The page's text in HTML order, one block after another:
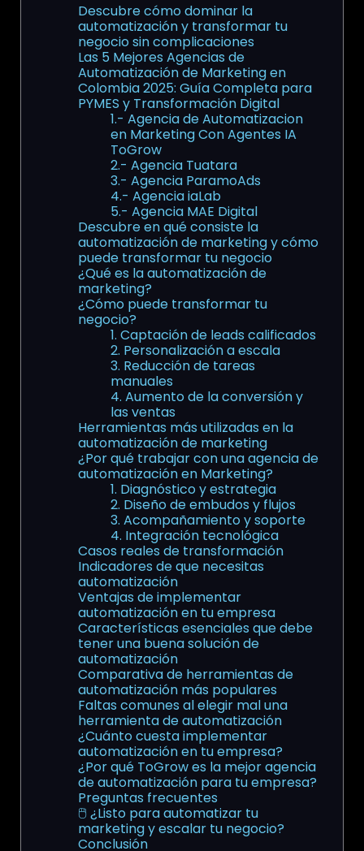
Descubre cómo dominar la
automatización y transformar tu
negocio sin complicaciones
Las 5 Mejores Agencias de
Automatización de Marketing en
Colombia 2025: Guía Completa para
PYMES y Transformación Digital
1.- Agencia de Automatizacion
en Marketing Con Agentes IA
ToGrow
2.- Agencia Tuatara
3.- Agencia ParamoAds
4.- Agencia iaLab
5.- Agencia MAE Digital
Descubre en qué consiste la
automatización de marketing y cómo
puede transformar tu negocio
¿Qué es la automatización de
marketing?
¿Cómo puede transformar tu
negocio?
1. Captación de leads calificados
2. Personalización a escala
3. Reducción de tareas
manuales
4. Aumento de la conversión y
las ventas
Herramientas más utilizadas en la
automatización de marketing
¿Por qué trabajar con una agencia de
automatización en Marketing?
1. Diagnóstico y estrategia
2. Diseño de embudos y flujos
3. Acompañamiento y soporte
4. Integración tecnológica
Casos reales de transformación
Indicadores de que necesitas
automatización
Ventajas de implementar
automatización en tu empresa
Características esenciales que debe
tener una buena solución de
automatización
Comparativa de herramientas de
automatización más populares
Faltas comunes al elegir mal una
herramienta de automatización
¿Cuánto cuesta implementar
automatización en tu empresa?
¿Por qué ToGrow es la mejor agencia
de automatización para tu empresa?
Preguntas frecuentes
🖱️ ¿Listo para automatizar tu
marketing y escalar tu negocio?
Conclusión